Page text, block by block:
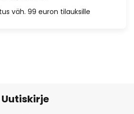
väh. 99 euron tilauksille
Uutiskirje